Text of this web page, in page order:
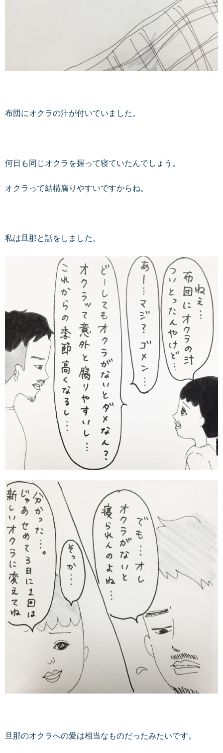
布団にオクラの汁が付いていました。
何日も同じオクラを握って寝ていたんでしょう。
オクラって結構腐りやすいですからね。
私は旦那と話をしました。
旦那のオクラへの愛は相当なものだったみたいです。